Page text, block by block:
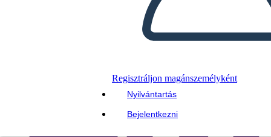
Regisztráljon magánszemélyként
Nyilvántartás
Bejelentkezni